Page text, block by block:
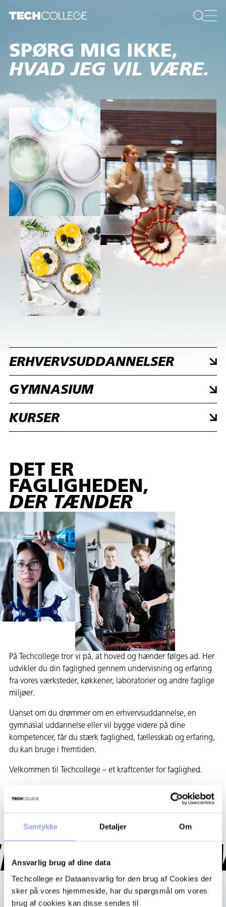
Samtykke Detaljer Om
Ansvarlig brug af dine data
Techcollege er Dataansvarlig for den brug af Cookies der
sker på vores hjemmeside, har du spørgsmål om vores
brug af cookies kan disse sendes til
SPØRG MIG HELLERE,
HVAD JEG VIL LÆRE.
ERHVERVSUDDANNELSER
GYMNASIUM
KURSER
DET ER
FAGLIGHEDEN,
DER TÆNDER
På Techcollege tror vi på, at hoved og hænder følges ad. Her
udvikler du din faglighed gennem undervisning og erfaring
fra vores værksteder, køkkener, laboratorier og andre faglige
miljøer.
Uanset om du drømmer om en erhvervsuddannelse, en
gymnasial uddannelse eller vil bygge videre på dine
kompetencer, får du stærk faglighed, fællesskab og erfaring,
du kan bruge i fremtiden.
Velkommen til Techcollege – et kraftcenter for faglighed.
Læs mere om Techcollege
A